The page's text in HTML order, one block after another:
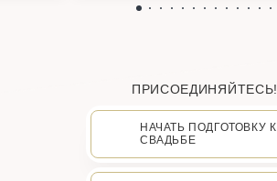
ПРИСОЕДИНЯЙТЕСЬ!
НАЧАТЬ ПОДГОТОВКУ К
СВАДЬБЕ